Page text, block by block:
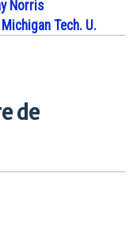
Norris
Michigan Tech. U.
de